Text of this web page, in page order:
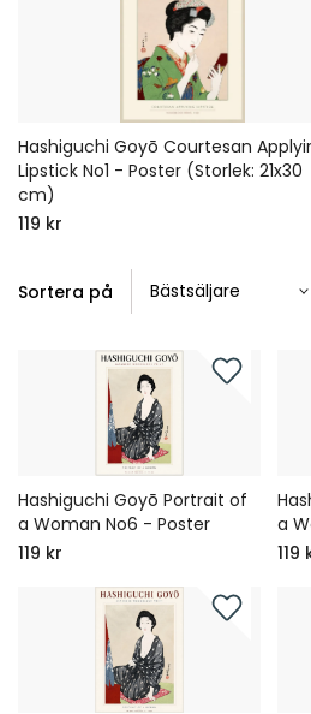
Hashiguchi Goyō Courtesan
Lipstick No1 - Poster (Storlek: 21x30
cm)
119 kr
Sortera på
Hashiguchi Goyō Portrait of
a Woman No6 - Poster
119 kr
a
119